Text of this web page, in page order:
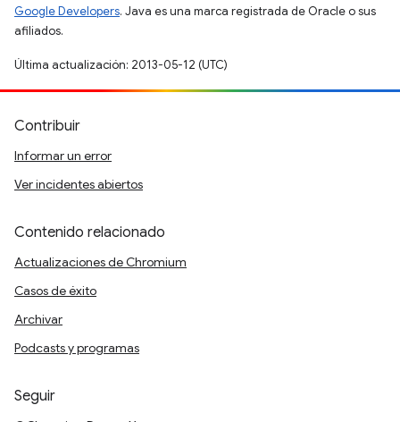
Google Developers. Java es una marca registrada de Oracle o sus
afiliados.
Última actualización: 2013-05-12 (UTC)
Contribuir
Informar un error
Ver incidentes abiertos
Contenido relacionado
Actualizaciones de Chromium
Casos de éxito
Archivar
Podcasts y programas
Seguir